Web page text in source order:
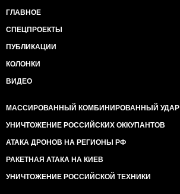
ГЛАВНОЕ
СПЕЦПРОЕКТЫ
ПУБЛИКАЦИИ
КОЛОНКИ
ВИДЕО
МАССИРОВАННЫЙ КОМБИНИРОВАННЫЙ УДАР
УНИЧТОЖЕНИЕ РОССИЙСКИХ ОККУПАНТОВ
АТАКА ДРОНОВ НА РЕГИОНЫ РФ
РАКЕТНАЯ АТАКА НА КИЕВ
УНИЧТОЖЕНИЕ РОССИЙСКОЙ ТЕХНИКИ